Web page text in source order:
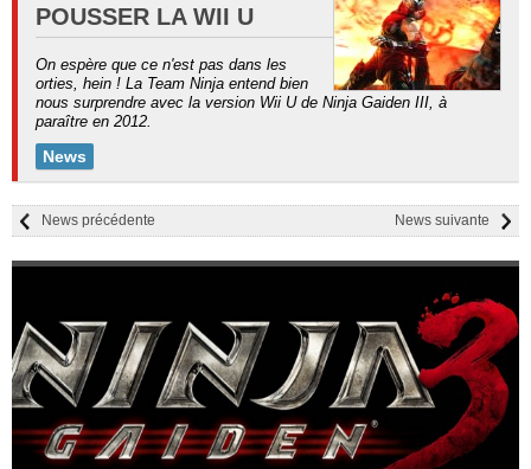
POUSSER LA WII U
On espère que ce n'est pas dans les
orties, hein ! La Team Ninja entend bien
nous surprendre avec la version Wii U de Ninja Gaiden III, à
paraître en 2012.
News
News suivante
News précédente